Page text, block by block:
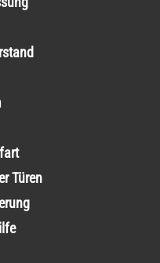
Türen